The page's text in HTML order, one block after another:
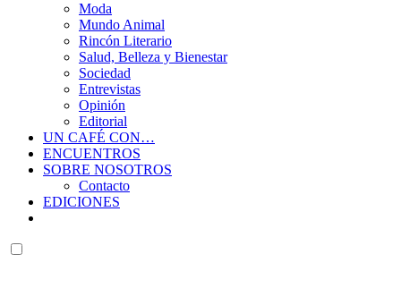
Moda
Mundo Animal
Rincón Literario
Salud, Belleza y Bienestar
Sociedad
Entrevistas
Opinión
Editorial
UN CAFÉ CON…
ENCUENTROS
SOBRE NOSOTROS
Contacto
EDICIONES